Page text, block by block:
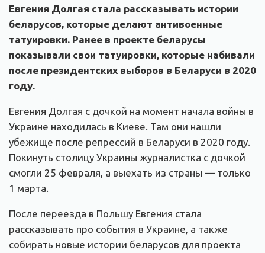
Евгения Долгая стала рассказывать истории
беларусов, которые делают антивоенные
татуировки. Ранее в проекте беларусы
показывали свои татуировки, которые набивали
после президентских выборов в Беларуси в 2020
году.
Евгения Долгая с дочкой на момент начала войны в
Украине находилась в Киеве. Там они нашли
убежище после репрессий в Беларуси в 2020 году.
Покинуть столицу Украины журналистка с дочкой
смогли 25 февраля, а выехать из страны — только
1 марта.
После переезда в Польшу Евгения стала
рассказывать про события в Украине, а также
собирать новые истории беларусов для проекта